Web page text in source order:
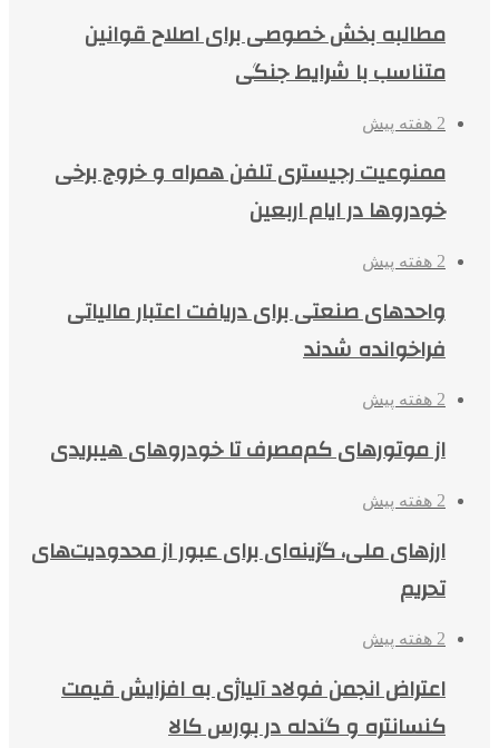
مطالبه بخش خصوصی برای اصلاح قوانین
متناسب با شرایط جنگی
2 هفته پیش
ممنوعیت رجیستری تلفن همراه و خروج برخی
خودروها در ایام اربعین
2 هفته پیش
واحدهای صنعتی برای دریافت اعتبار مالیاتی
فراخوانده شدند
2 هفته پیش
از موتورهای کم‌مصرف تا خودروهای هیبریدی
2 هفته پیش
ارزهای ملی، گزینه‌ای برای عبور از محدودیت‌های
تحریم
2 هفته پیش
اعتراض انجمن فولاد آلیاژی به افزایش قیمت
کنسانتره و گندله در بورس کالا